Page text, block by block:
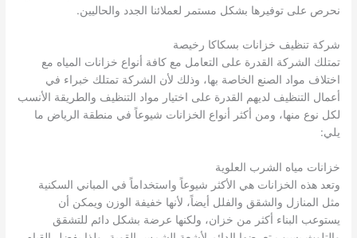
نحرص على توفيرها بشكل مستمر لعملائنا الجدد والحاليين.
شركة تنظيف خزانات بسكاكا رخيصة
تمتلك الشركة القدرة على التعامل مع كافة أنواع خزانات المياه مع
اختلاف مواد الصنع الخاصة بها، وذلك لأن الشركة تمتلك خبراء في
أعمال التنظيف لديهم القدرة على اختيار مواد التنظيف والطريقة الأنسب
لكل نوع منها، ومن أكثر أنواع الخزانات شيوعاً في منطقة الرياض ما
يلي:
خزانات مياه الشرب العلوية
وتعد هذه الخزانات هي الأكثر شيوعاً واستخداماً في المباني السكنية
مثل المنازل والشقق والفلل أيضاً، لأنها خفيفة الوزن ويمكن أن
يستوعب البناء أكثر من خزان، ولكنها عرضة بشكل دائم للتشقق